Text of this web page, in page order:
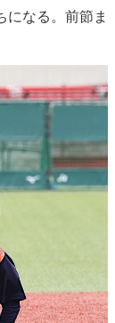
になる。前節ま